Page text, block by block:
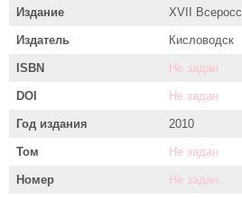
Издание XVII
Издатель Кисловодск
ISBN Не задан
DOI Не задан
Год издания 2010
Том Не задан
Номер Не задан